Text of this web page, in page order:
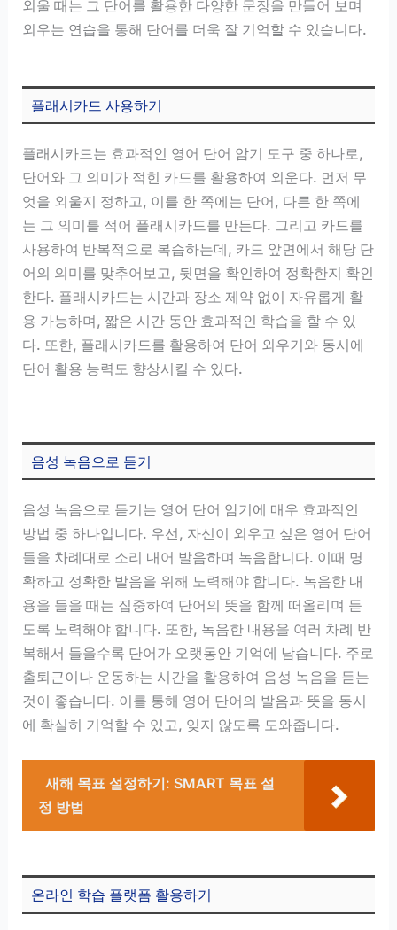
외울 때는 그 단어를 활용한 다양한 문장을 만들어 보며
외우는 연습을 통해 단어를 더욱 잘 기억할 수 있습니다.
플래시카드 사용하기
플래시카드는 효과적인 영어 단어 암기 도구 중 하나로,
단어와 그 의미가 적힌 카드를 활용하여 외운다. 먼저 무
엇을 외울지 정하고, 이를 한 쪽에는 단어, 다른 한 쪽에
는 그 의미를 적어 플래시카드를 만든다. 그리고 카드를
사용하여 반복적으로 복습하는데, 카드 앞면에서 해당 단
어의 의미를 맞추어보고, 뒷면을 확인하여 정확한지 확인
한다. 플래시카드는 시간과 장소 제약 없이 자유롭게 활
용 가능하며, 짧은 시간 동안 효과적인 학습을 할 수 있
다. 또한, 플래시카드를 활용하여 단어 외우기와 동시에
단어 활용 능력도 향상시킬 수 있다.
음성 녹음으로 듣기
음성 녹음으로 듣기는 영어 단어 암기에 매우 효과적인
방법 중 하나입니다. 우선, 자신이 외우고 싶은 영어 단어
들을 차례대로 소리 내어 발음하며 녹음합니다. 이때 명
확하고 정확한 발음을 위해 노력해야 합니다. 녹음한 내
용을 들을 때는 집중하여 단어의 뜻을 함께 떠올리며 듣
도록 노력해야 합니다. 또한, 녹음한 내용을 여러 차례 반
복해서 들을수록 단어가 오랫동안 기억에 남습니다. 주로
출퇴근이나 운동하는 시간을 활용하여 음성 녹음을 듣는
것이 좋습니다. 이를 통해 영어 단어의 발음과 뜻을 동시
에 확실히 기억할 수 있고, 잊지 않도록 도와줍니다.
새해 목표 설정하기: SMART 목표 설
정 방법
온라인 학습 플랫폼 활용하기